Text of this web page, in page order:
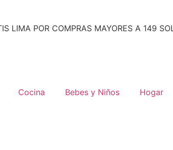
LIMA POR COMPRAS MAYORES A 149
Cocina Bebes y Niños Hogar